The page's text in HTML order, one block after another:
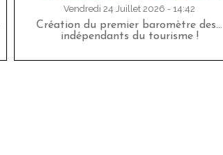
Vendredi 24 Juillet 2026 - 14:42
Création du premier baromètre des…
indépendants du tourisme !